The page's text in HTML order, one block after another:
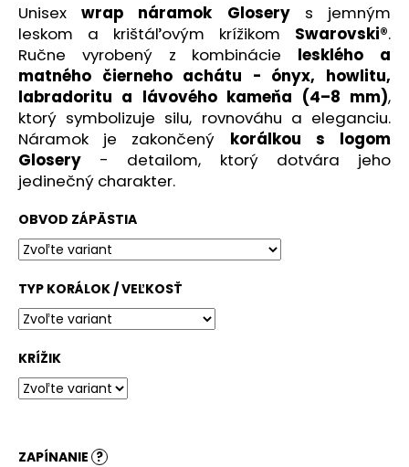
Unisexwrap náramok Gloserys jemným
leskom a krištáľovým krížikom Swarovski®.
Ručne vyrobený z kombinácie lesklého a
matného čierneho achátu - ónyx, howlitu,
labradoritu a lávového kameňa (4–8 mm),
ktorý symbolizuje silu, rovnováhu a eleganciu.
Náramok je zakončený korálkou s logom
Glosery - detailom, ktorý dotvára jeho
jedinečný charakter.
OBVOD ZÁPÄSTIA
TYP KORÁLOK / VEĽKOSŤ
KRÍŽIK
ZAPÍNANIE ?
O
d
p
o
r
ú
č
a
m